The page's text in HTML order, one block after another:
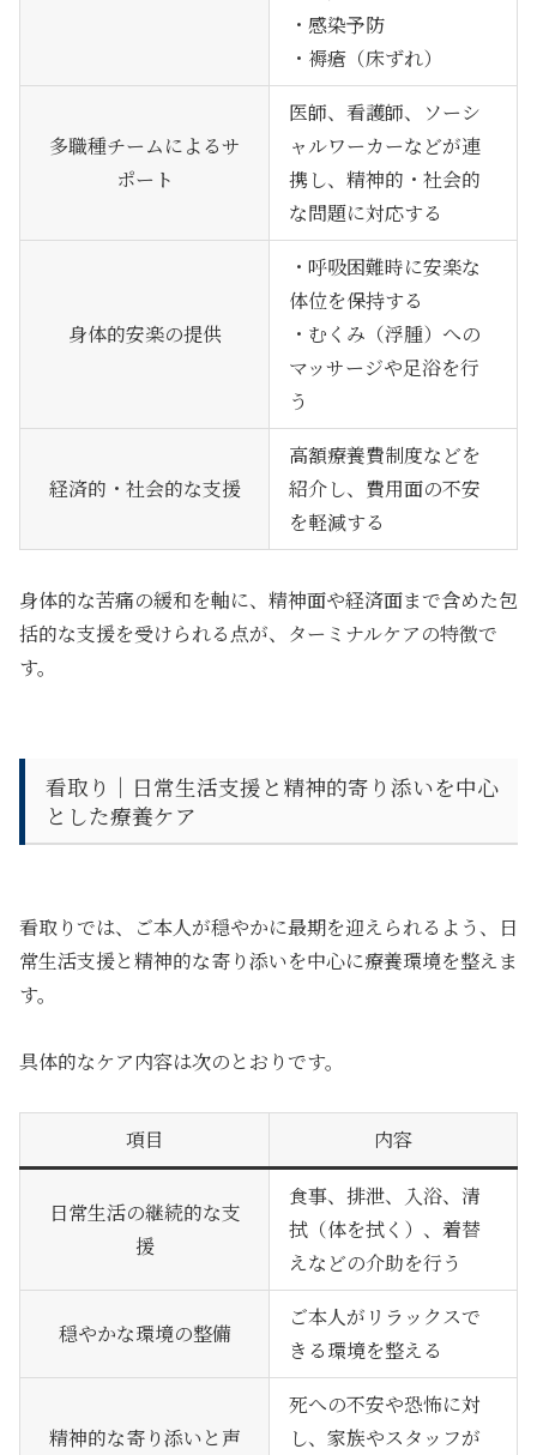
・感染予防
・褥瘡（床ずれ）
多職種チームによるサ
ポート
医師、看護師、ソーシ
ャルワーカーなどが連
携し、精神的・社会的
な問題に対応する
身体的安楽の提供
・呼吸困難時に安楽な
体位を保持する
・むくみ（浮腫）への
マッサージや足浴を行
う
経済的・社会的な支援
高額療養費制度などを
紹介し、費用面の不安
を軽減する
身体的な苦痛の緩和を軸に、精神面や経済面まで含めた包
括的な支援を受けられる点が、ターミナルケアの特徴で
す。
看取り｜日常生活支援と精神的寄り添いを中心
とした療養ケア
看取りでは、ご本人が穏やかに最期を迎えられるよう、
日
常生活支援と精神的な寄り添いを中心に療養環境を整えま
す。
具体的なケア内容は次のとおりです。
項目 内容
日常生活の継続的な支
援
食事、排泄、入浴、清
拭（体を拭く）、着替
えなどの介助を行う
穏やかな環境の整備
ご本人がリラックスで
きる環境を整える
精神的な寄り添いと声
死への不安や恐怖に対
し、家族やスタッフが